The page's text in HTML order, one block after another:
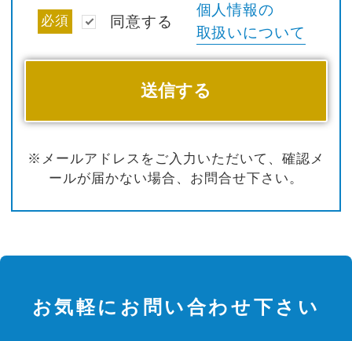
必須 同意する
個人情報の
取扱いについて
※メールアドレスをご入力いただいて、確認メ
ールが届かない場合、お問合せ下さい。
お気軽にお問い合わせ下さい